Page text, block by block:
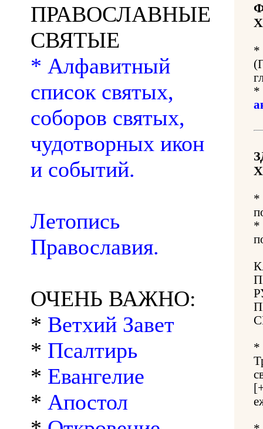
ПРАВОСЛАВНЫЕ
СВЯТЫЕ
* Алфавитный
список святых,
соборов святых,
чудотворных икон
и событий.
Летопись
Православия.
ОЧЕНЬ ВАЖНО:
* Ветхий Завет
* Псалтирь
* Евангелие
* Апостол
*
*
*
*
*